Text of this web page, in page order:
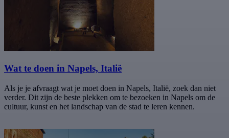
Wat te doen in Napels, Italië
Als je je afvraagt wat je moet doen in Napels, Italië, zoek dan niet
verder. Dit zijn de beste plekken om te bezoeken in Napels om de
cultuur, kunst en het landschap van de stad te leren kennen.